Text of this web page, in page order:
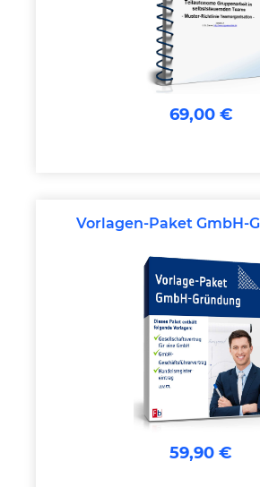
69,00 €
Vorlagen-Paket GmbH-
59,90 €